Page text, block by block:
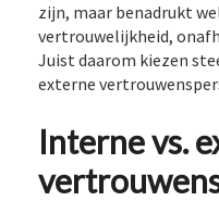
zijn, maar benadrukt
vertrouwelijkheid,
Juist daarom kiezen
externe
Interne vs.